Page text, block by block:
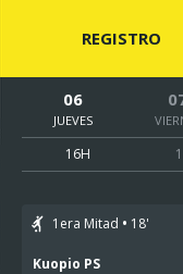
REGISTRO
06
JUEVES
16H
1era Mitad 18'
Kuopio PS